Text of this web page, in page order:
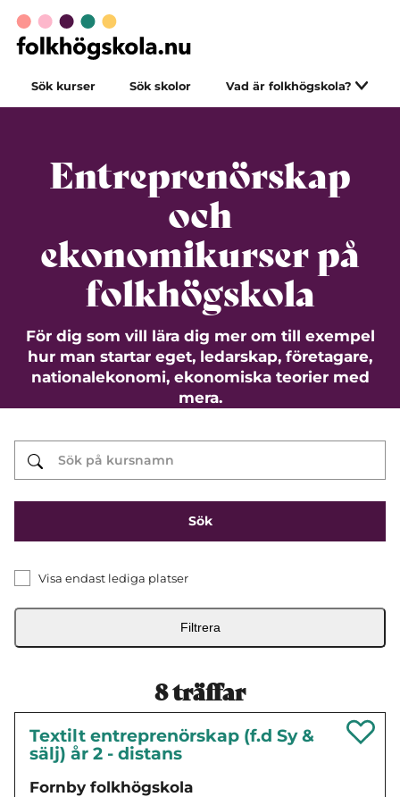
Sök kurser Sök skolor Vad är folkhögskola?
Entreprenörskap
och
ekonomikurser på
folkhögskola
För dig som vill lära dig mer om till exempel
hur man startar eget, ledarskap, företagare,
nationalekonomi, ekonomiska teorier med
mera.
Visa endast lediga platser
Filtrera
8träffar
Textilt entreprenörskap (f.d Sy &
sälj) år 2 - distans
Fornby folkhögskola